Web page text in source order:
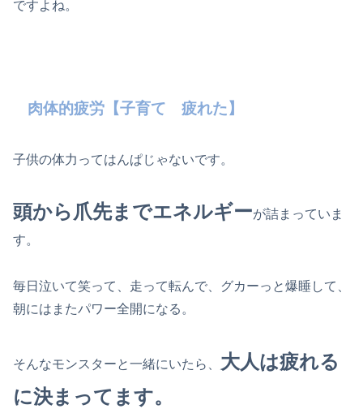
ですよね。
肉体的疲労【子育て 疲れた】
子供の体力ってはんぱじゃないです。
頭から爪先までエネルギーが詰まっていま
す。
毎日泣いて笑って、走って転んで、グカーっと爆睡して、
朝にはまたパワー全開になる。
そんなモンスターと一緒にいたら、 大人は疲れる
に決まってます。